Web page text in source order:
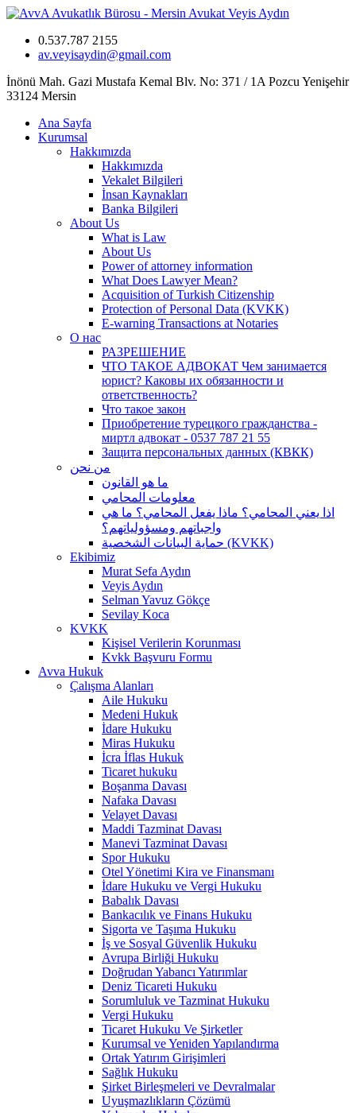
0.537.787 2155
av.veyisaydin@gmail.com
İnönü Mah. Gazi Mustafa Kemal Blv. No: 371 / 1A Pozcu Yenişehir
33124 Mersin
Ana Sayfa
Kurumsal
Hakkımızda
Hakkımızda
Vekalet Bilgileri
İnsan Kaynakları
Banka Bilgileri
About Us
What is Law
About Us
Power of attorney information
What Does Lawyer Mean?
Acquisition of Turkish Citizenship
Protection of Personal Data (KVKK)
E-warning Transactions at Notaries
О нас
РАЗРЕШЕНИЕ
ЧТО ТАКОЕ АДВОКАТ Чем занимается
юрист? Каковы их обязанности и
ответственность?
Что такое закон
Приобретение турецкого гражданства -
миртл адвокат - 0537 787 21 55
Защита персональных данных (КВКК)
من نحن
ما هو القانون
معلومات المحامي
اذا يعني المحامي؟ ماذا يفعل المحامي؟ ما هي
واجباتهم ومسؤولياتهم؟
حماية البيانات الشخصية (KVKK)
Ekibimiz
Murat Sefa Aydın
Veyis Aydın
Selman Yavuz Gökçe
Sevilay Koca
KVKK
Kişisel Verilerin Korunması
Kvkk Başvuru Formu
Avva Hukuk
Çalışma Alanları
Aile Hukuku
Medeni Hukuk
İdare Hukuku
Miras Hukuku
İcra İflas Hukuk
Ticaret hukuku
Boşanma Davası
Nafaka Davası
Velayet Davası
Maddi Tazminat Davası
Manevi Tazminat Davası
Spor Hukuku
Otel Yönetimi Kira ve Finansmanı
İdare Hukuku ve Vergi Hukuku
Babalık Davası
Bankacılık ve Finans Hukuku
Sigorta ve Taşıma Hukuku
İş ve Sosyal Güvenlik Hukuku
Avrupa Birliği Hukuku
Doğrudan Yabancı Yatırımlar
Deniz Ticareti Hukuku
Sorumluluk ve Tazminat Hukuku
Vergi Hukuku
Ticaret Hukuku Ve Şirketler
Kurumsal ve Yeniden Yapılandırma
Ortak Yatırım Girişimleri
Sağlık Hukuku
Şirket Birleşmeleri ve Devralmalar
Uyuşmazlıkların Çözümü